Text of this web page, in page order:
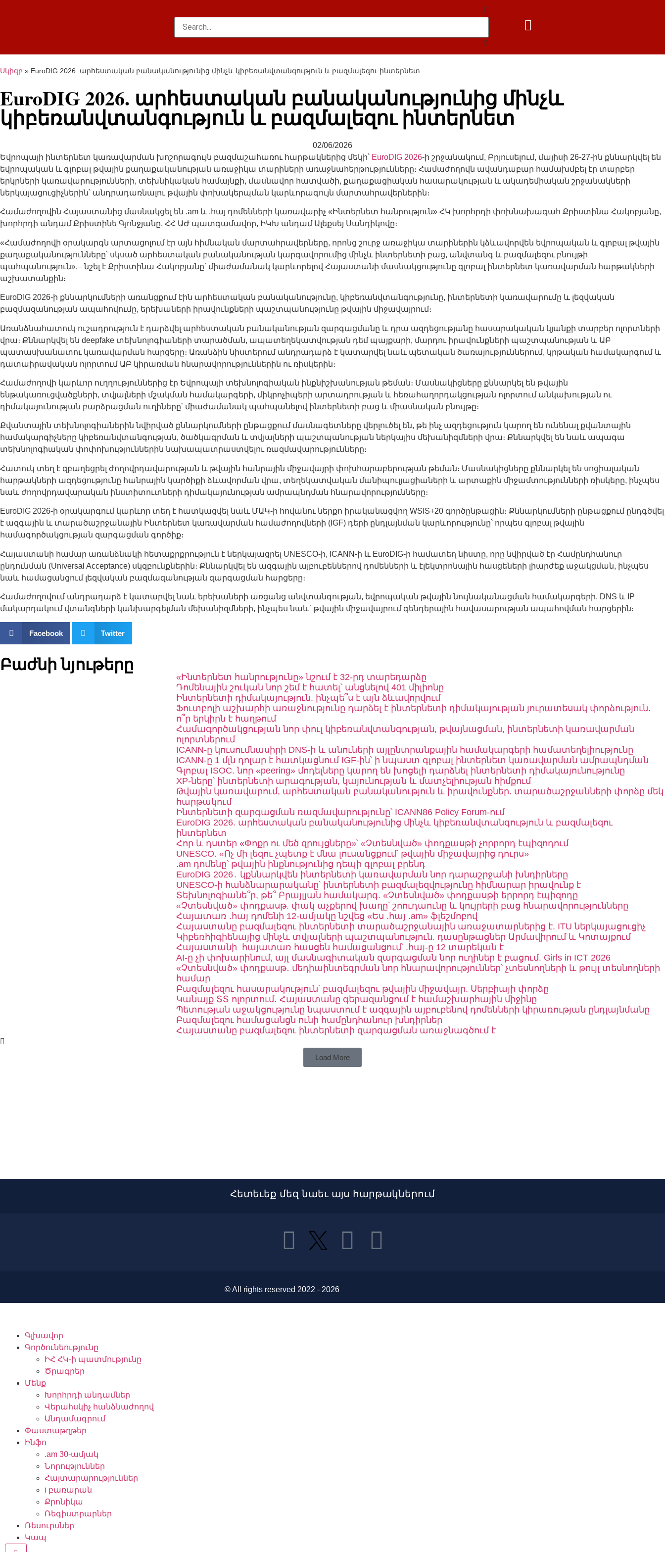
Սկիզբ » EuroDIG 2026. արհեստական բանականությունից մինչև կիբեռանվտանգություն և բազմալեզու ինտերնետ
EuroDIG 2026. արհեստական բանականությունից մինչև
կիբեռանվտանգություն և բազմալեզու ինտերնետ
02/06/2026
Եվրոպայի ինտերնետ կառավարման խոշորագույն բազմաշահառու հարթակներից մեկի՝ EuroDIG 2026-ի շրջանակում, Բրյուսելում, մայիսի 26-27-ին քննարկվել են
եվրոպական և գլոբալ թվային քաղաքականության առաջիկա տարիների առաջնահերթությունները։ Համաժողովն ավանդաբար համախմբել էր տարբեր
երկրների կառավարությունների, տեխնիկական համայնքի, մասնավոր հատվածի, քաղաքացիական հասարակության և ակադեմիական շրջանակների
ներկայացուցիչներին՝ անդրադառնալու թվային փոխակերպման կարևորագույն մարտահրավերներին։
Համաժողովին Հայաստանից մասնակցել են .am և .հայ դոմենների կառավարիչ «Ինտերնետ հանրություն» ՀԿ խորհրդի փոխնախագահ Քրիստինա Հակոբյանը,
խորհրդի անդամ Քրիստինե Գյոնջյանը, ՀՀ ԱԺ պատգամավոր, ԻԿԽ անդամ Ալեքսեյ Սանդիկովը։
«Համաժողովի օրակարգն արտացոլում էր այն հիմնական մարտահրավերները, որոնց շուրջ առաջիկա տարիներին կձևավորվեն եվրոպական և գլոբալ թվային
քաղաքականությունները՝ սկսած արհեստական բանականության կարգավորումից մինչև ինտերնետի բաց, անվտանգ և բազմալեզու բնույթի
պահպանություն»,– նշել է Քրիստինա Հակոբյանը՝ միաժամանակ կարևորելով Հայաստանի մասնակցությունը գլոբալ ինտերնետ կառավարման հարթակների
աշխատանքին։
EuroDIG 2026-ի քննարկումների առանցքում էին արհեստական բանականությունը, կիբեռանվտանգությունը, ինտերնետի կառավարումը և լեզվական
բազմազանության ապահովումը, երեխաների իրավունքների պաշտպանությունը թվային միջավայրում։
Առանձնահատուկ ուշադրություն է դարձվել արհեստական բանականության զարգացմանը և դրա ազդեցությանը հասարակական կյանքի տարբեր ոլորտների
վրա։ Քննարկվել են deepfake տեխնոլոգիաների տարածման, ապատեղեկատվության դեմ պայքարի, մարդու իրավունքների պաշտպանության և ԱԲ
պատասխանատու կառավարման հարցերը։ Առանձին նիստերում անդրադարձ է կատարվել նաև պետական ծառայություններում, կրթական համակարգում և
դատաիրավական ոլորտում ԱԲ կիրառման հնարավորություններին ու ռիսկերին։
Համաժողովի կարևոր ուղղություններից էր Եվրոպայի տեխնոլոգիական ինքնիշխանության թեման։ Մասնակիցները քննարկել են թվային
ենթակառուցվածքների, տվյալների մշակման համակարգերի, միկրոչիպերի արտադրության և հեռահաղորդակցության ոլորտում անկախության ու
դիմակայունության բարձրացման ուղիները՝ միաժամանակ պահպանելով ինտերնետի բաց և միասնական բնույթը։
Քվանտային տեխնոլոգիաներին նվիրված քննարկումների ընթացքում մասնագետները վերլուծել են, թե ինչ ազդեցություն կարող են ունենալ քվանտային
համակարգիչները կիբեռանվտանգության, ծածկագրման և տվյալների պաշտպանության ներկայիս մեխանիզմների վրա։ Քննարկվել են նաև ապագա
տեխնոլոգիական փոփոխություններին նախապատրաստվելու ռազմավարությունները։
Հատուկ տեղ է զբաղեցրել ժողովրդավարության և թվային հանրային միջավայրի փոխհարաբերության թեման։ Մասնակիցները քննարկել են սոցիալական
հարթակների ազդեցությունը հանրային կարծիքի ձևավորման վրա, տեղեկատվական մանիպուլյացիաների և արտաքին միջամտությունների ռիսկերը, ինչպես
նաև ժողովրդավարական ինստիտուտների դիմակայունության ամրապնդման հնարավորությունները։
EuroDIG 2026-ի օրակարգում կարևոր տեղ է հատկացվել նաև ՄԱԿ-ի հովանու ներքո իրականացվող WSIS+20 գործընթացին։ Քննարկումների ընթացքում ընդգծվել
է ազգային և տարածաշրջանային Ինտերնետ կառավարման համաժողովների (IGF) դերի ընդլայնման կարևորությունը՝ որպես գլոբալ թվային
համագործակցության զարգացման գործիք։
Հայաստանի համար առանձնակի հետաքրքրություն է ներկայացրել UNESCO-ի, ICANN-ի և EuroDIG-ի համատեղ նիստը, որը նվիրված էր Համընդհանուր
ընդունման (Universal Acceptance) սկզբունքներին։ Քննարկվել են ազգային այբուբեններով դոմենների և էլեկտրոնային հասցեների լիարժեք աջակցման, ինչպես
նաև համացանցում լեզվական բազմազանության զարգացման հարցերը։
Համաժողովում անդրադարձ է կատարվել նաև երեխաների առցանց անվտանգության, եվրոպական թվային նույնականացման համակարգերի, DNS և IP
մակարդակում վտանգների կանխարգելման մեխանիզմների, ինչպես նաև՝ թվային միջավայրում գենդերային հավասարության ապահովման հարցերին։
Facebook Twitter
Բաժնի նյութերը
«Ինտերնետ հանրությունը» նշում է 32-րդ տարեդարձը
Դոմենային շուկան նոր շեմ է հատել՝ անցնելով 401 միլիոնը
Ինտերնետի դիմակայություն. ինչպե՞ս է այն ձևավորվում
Ֆուտբոլի աշխարհի առաջնությունը դարձել է ինտերնետի դիմակայության յուրատեսակ փորձություն.
ո՞ր երկիրն է հաղթում
Համագործակցության նոր փուլ կիբեռանվտանգության, թվայնացման, ինտերնետի կառավարման
ոլորտներում
ICANN-ը կուսումնասիրի DNS-ի և անուների այլընտրանքային համակարգերի համատեղելիությունը
ICANN-ը 1 մլն դոլար է հատկացնում IGF-ին՝ ի նպաստ գլոբալ ինտերնետ կառավարման ամրապնդման
Գլոբալ ISOC. նոր «peering» մոդելները կարող են խոցելի դարձնել ինտերնետի դիմակայունությունը
XP-ները՝ ինտերնետի արագության, կայունության և մատչելիության հիմքում
Թվային կառավարում, արհեստական բանականություն և իրավունքներ. տարածաշրջանների փորձը մեկ
հարթակում
Ինտերնետի զարգացման ռազմավարությունը՝ ICANN86 Policy Forum-ում
EuroDIG 2026. արհեստական բանականությունից մինչև կիբեռանվտանգություն և բազմալեզու
ինտերնետ
Հոր և դստեր «Փոքր ու մեծ զրույցները»՝ «Չտեսնված» փոդքասթի չորրորդ էպիզոդում
UNESCO. «Ոչ մի լեզու չպետք է մնա լուսանցքում՝ թվային միջավայրից դուրս»
.am դոմենը՝ թվային ինքնությունից դեպի գլոբալ բրենդ
EuroDIG 2026․ կքննարկվեն ինտերնետի կառավարման նոր դարաշրջանի խնդիրները
UNESCO-ի հանձնարարականը՝ ինտերնետի բազմալեզվությունը հիմնարար իրավունք է
Տեխնոլոգիանե՞ր, թե՞ Բրայլյան համակարգ. «Չտեսնված» փոդքասթի երրորդ էպիզոդը
«Չտեսնված» փոդքասթ. փակ աչքերով խաղը՝ շոուդաունը և կույրերի բաց հնարավորությունները
Հայատառ .հայ դոմենի 12-ամյակը նշվեց «Ես .հայ .am» ֆլեշմոբով
Հայաստանը բազմալեզու ինտերնետի տարածաշրջանային առաջատարներից է. ITU ներկայացուցիչ
Կիբեռհիգիենայից մինչև տվյալների պաշտպանություն. դասընթացներ Արմավիրում և Կոտայքում
Հայաստանի հայատառ հասցեն համացանցում՝ .հայ-ը 12 տարեկան է
AI-ը չի փոխարինում, այլ մասնագիտական զարգացման նոր ուղիներ է բացում. Girls in ICT 2026
«Չտեսնված» փոդքասթ․ մեդիաինտեգրման նոր հնարավորություններ՝ չտեսնողների և թույլ տեսնողների
համար
Բազմալեզու հասարակություն՝ բազմալեզու թվային միջավայր. Սերբիայի փորձը
Կանայք ՏՏ ոլորտում․ Հայաստանը գերազանցում է համաշխարհային միջինը
Պետության աջակցությունը նպաստում է ազգային այբուբենով դոմենների կիրառության ընդլայնմանը
Բազմալեզու համացանցն ունի համընդհանուր խնդիրներ
Հայաստանը բազմալեզու ինտերնետի զարգացման առաջնագծում է
Load More
Հետեւեք մեզ նաեւ այս հարթակներում
© All rights reserved 2022 - 2026
Գլխավոր
Գործունեությունը
ԻՀ ՀԿ-ի պատմությունը
Ծրագրեր
Մենք
Խորհրդի անդամներ
Վերահսկիչ հանձնաժողով
Անդամագրում
Փաստաթղթեր
Ինֆո
.am 30-ամյակ
Նորություններ
Հայտարարություններ
i բառարան
Քրոնիկա
Ռեգիստրարներ
Ռեսուրսներ
Կապ